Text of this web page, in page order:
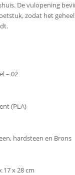
De vulopening
zodat het
– 02
(PLA)
hardsteen en Brons
17 x 28 cm